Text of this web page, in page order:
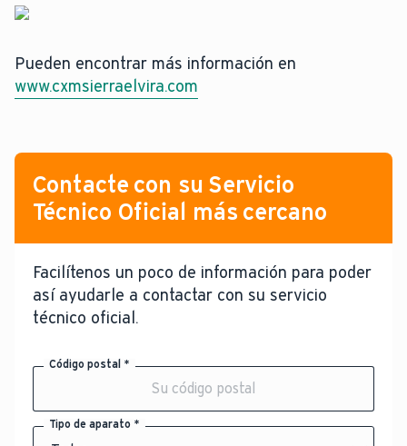
Pueden encontrar más información en
www.cxmsierraelvira.com
Contacte con su Servicio
Técnico Oficial más cercano
Facilítenos un poco de información para poder
así ayudarle a contactar con su servicio
técnico oficial.
Código postal *
Tipo de aparato *